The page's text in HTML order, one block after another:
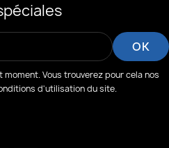
Vous trouverez pour cela nos
d'utilisation du site.